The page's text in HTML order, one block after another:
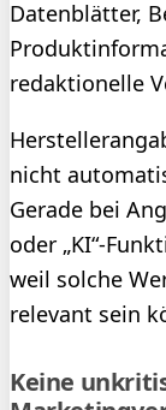
Datenblätter,
redaktionelle
nicht
Gerade bei
oder „KI“-
weil solche
relevant sein
Keine